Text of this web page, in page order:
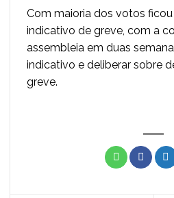
Com maioria dos votos
indicativo de greve, com a
assembleia em duas
indicativo e deliberar sobre
greve.